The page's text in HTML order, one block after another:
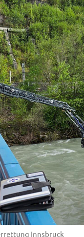
Innsbruck